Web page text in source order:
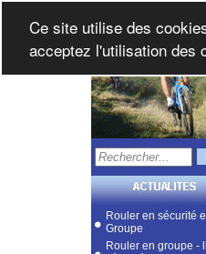
Rouler en sécurité
Groupe
Rouler en groupe -
Ce site utilise des
acceptez l'utilisation des